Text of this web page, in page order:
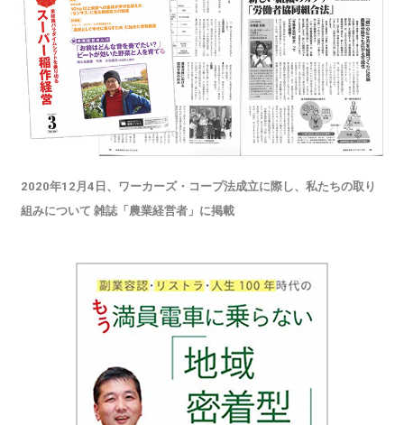
2020年12月4日、ワーカーズ・コープ法成立に際し、私たちの取り
組みについて 雑誌「農業経営者」に掲載